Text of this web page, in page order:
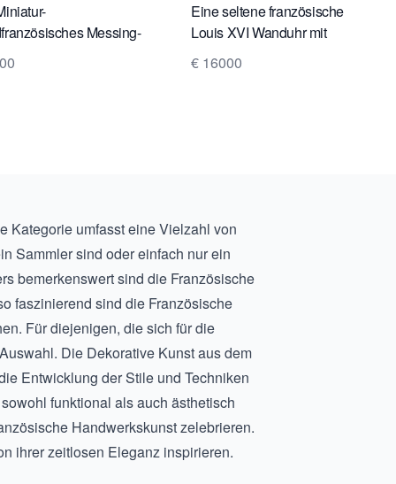
Messing-
ca. 1780.
Eine seltene französische
Louis XVI Wanduhr mit
Viertelstundenschlag,
Lepaute, um 1783.
€ 16000
Kategorie umfasst eine Vielzahl von
Sammler sind oder einfach nur ein
bemerkenswert sind die Französische
faszinierend sind die Französische
Für diejenigen, die sich für die
Die Dekorative Kunst aus dem
Entwicklung der Stile und Techniken
funktional als auch ästhetisch
Handwerkskunst zelebrieren.
ihrer zeitlosen Eleganz inspirieren.